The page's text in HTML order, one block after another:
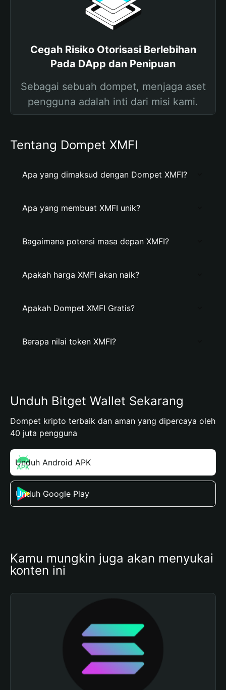
Cegah Risiko Otorisasi Berlebihan
Pada DApp dan Penipuan
Sebagai sebuah dompet, menjaga aset
pengguna adalah inti dari misi kami.
Tentang Dompet XMFI
Apa yang dimaksud dengan Dompet XMFI?
Apa yang membuat XMFI unik?
Bagaimana potensi masa depan XMFI?
Apakah harga XMFI akan naik?
Apakah Dompet XMFI Gratis?
Berapa nilai token XMFI?
Unduh Bitget Wallet Sekarang
Dompet kripto terbaik dan aman yang dipercaya oleh
40 juta pengguna
Unduh Android APK
Unduh Google Play
Kamu mungkin juga akan menyukai
konten ini